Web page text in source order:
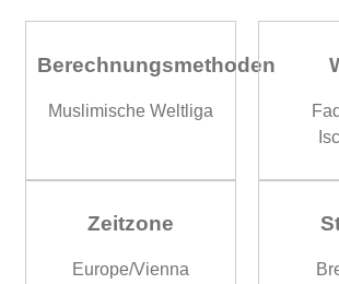
Berechnungsmethoden
Muslimische Weltliga
Zeitzone
Europe/Vienna